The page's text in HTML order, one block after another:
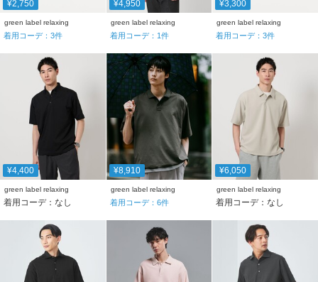
¥2,750
green label relaxing
着用コーデ： 3件
¥4,950
green label relaxing
着用コーデ： 1件
¥3,300
green label relaxing
着用コーデ：3件
¥4,400
green label relaxing
着用コーデ：なし
¥8,910
green label relaxing
着用コーデ： 6件
¥6,050
green label relaxing
着用コーデ：なし